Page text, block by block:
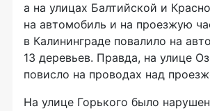
а на улицах Балтийской и
на автомобиль и на проезжую
в Калининграде повалило на
13 деревьев. Правда, на улице
повисло на проводах над
На улице Горького было